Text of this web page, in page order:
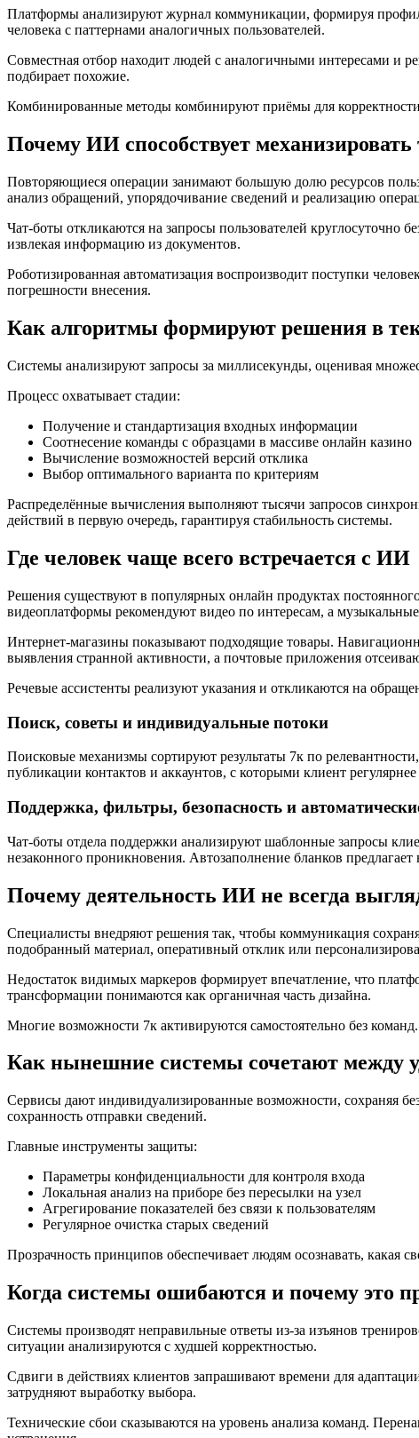
Платформы анализируют журнал коммуникации, формируя
человека с паттернами аналогичных пользователей.
Совместная отбор находит людей с аналогичными интересами и
подбирает похожие.
Комбинированные методы комбинируют приёмы для
Почему ИИ способствует
Повторяющиеся операции занимают большую долю ресурсов
анализ обращений, упорядочивание сведений и реализацию
Чат-боты откликаются на запросы пользователей
извлекая информацию из документов.
Роботизированная автоматизация воспроизводит поступки
погрешности внесения.
Как алгоритмы формируют решения в
Системы анализируют запросы за миллисекунды, оценивая
Процесс охватывает стадии:
Получение и стандартизация входных информации
Соотнесение команды с образцами в массиве онлайн казино
Вычисление возможностей версий отклика
Выбор оптимального варианта по критериям
Распределённые вычисления выполняют тысячи запросов
действий в первую очередь, гарантируя стабильность системы.
Где человек чаще всего встречается с ИИ
Решения существуют в популярных онлайн продуктах
видеоплатформы рекомендуют видео по интересам, а
Интернет-магазины показывают подходящие товары.
выявления странной активности, а почтовые приложения
Речевые ассистенты реализуют указания и откликаются на
Поиск, советы и индивидуальные потоки
Поисковые механизмы сортируют результаты 7к по
публикации контактов и аккаунтов, с которыми клиент регулярнее
Поддержка, фильтры, безопасность и
Чат-боты отдела поддержки анализируют шаблонные запросы
незаконного проникновения. Автозаполнение бланков
Почему деятельность ИИ не всегда
Специалисты внедряют решения так, чтобы коммуникация
подобранный материал, оперативный отклик или
Недостаток видимых маркеров формирует впечатление, что
трансформации понимаются как органичная часть дизайна.
Многие возможности 7к активируются самостоятельно без
Как нынешние системы сочетают между
Сервисы дают индивидуализированные возможности, сохраняя
сохранность отправки сведений.
Главные инструменты защиты:
Параметры конфиденциальности для контроля входа
Локальная анализ на приборе без пересылки на узел
Агрегирование показателей без связи к пользователям
Регулярное очистка старых сведений
Прозрачность принципов обеспечивает людям осознавать, какая
Когда системы ошибаются и почему это
Системы производят неправильные ответы из-за изъянов
ситуации анализируются с худшей корректностью.
Сдвиги в действиях клиентов запрашивают времени для
затрудняют выработку выбора.
Технические сбои сказываются на уровень анализа команд.